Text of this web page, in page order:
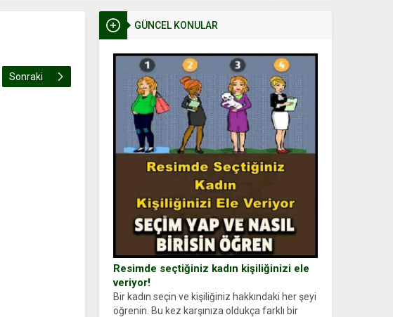
GÜNCEL KONULAR
Resimde seçtiğiniz kadın kişiliğinizi ele
veriyor!
Bir kadın seçin ve kişiliğiniz hakkındaki her şeyi
öğrenin. Bu kez karşınıza oldukça farklı bir
Sonraki